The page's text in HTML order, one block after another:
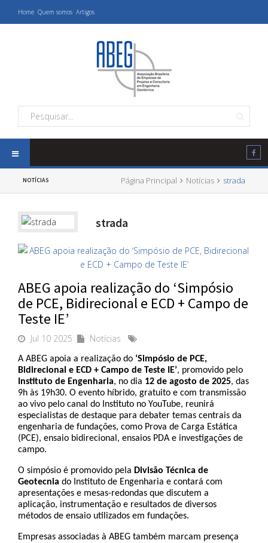
Home Quem somos Artigos
NOTÍCIAS Página Principal Notícias strada
strada
ABEG apoia realização do ‘Simpósio
de PCE, Bidirecional e ECD + Campo de
Teste IE’
Jul 10 2025 Notícias
A ABEG apoia a realização do ‘Simpósio de PCE,
Bidirecional e ECD + Campo de Teste IE’
Instituto de Engenharia, no dia 12 de agosto de 2025, das
9h às 19h30. O evento híbrido, gratuito e com transmissão
ao vivo pelo canal do Instituto no YouTube, reunirá
especialistas de destaque para debater temas centrais da
engenharia de fundações, como Prova de Carga Estática
(PCE), ensaio bidirecional, ensaios PDA e investigações de
campo.
O simpósio é promovido pela Divisão Técnica de
Geotecnia do Instituto de Engenharia e contará com
apresentações e mesas-redondas que discutem a
aplicação, instrumentação e resultados de diversos
métodos de ensaio utilizados em fundações.
Empresas associadas à ABEG também marcam presença